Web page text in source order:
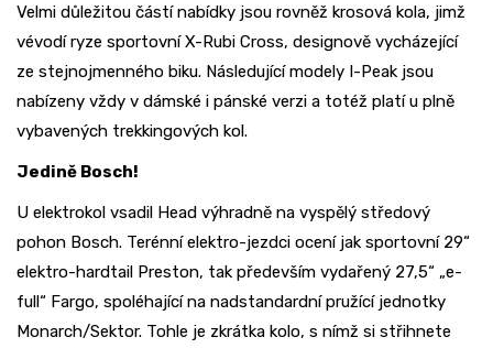
Velmi důležitou částí nabídky jsou rovněž krosová kola, jimž
vévodí ryze sportovní X-Rubi Cross, designově vycházející
ze stejnojmenného biku. Následující modely I-Peak jsou
nabízeny vždy v dámské i pánské verzi a totéž platí u plně
vybavených trekkingových kol.
Jedině Bosch!
U elektrokol vsadil Head výhradně na vyspělý středový
pohon Bosch. Terénní elektro-jezdci ocení jak sportovní 29“
elektro-hardtail Preston, tak především vydařený 27,5“ „e-
full“ Fargo, spoléhající na nadstandardní pružící jednotky
Monarch/Sektor. Tohle je zkrátka kolo, s nímž si střihnete